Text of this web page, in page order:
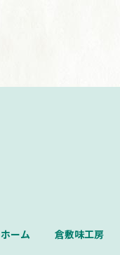
ホーム 倉敷味工房